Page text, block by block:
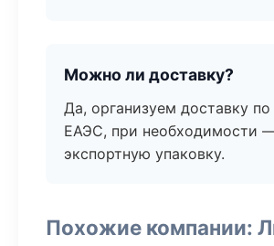
Можно ли доставку?
Да, организуем доставку
ЕАЭС, при необходимости
экспортную упаковку.
Похожие компании: